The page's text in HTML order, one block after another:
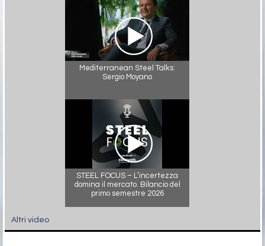
Mediterranean Steel Talks:
Sergio Moyano
STEEL FOCUS – L’incertezza
domina il mercato. Bilancio del
primo semestre 2026
Altri video